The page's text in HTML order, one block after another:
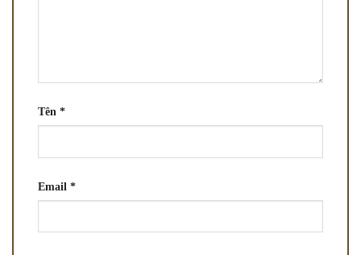
Tên *
Email *